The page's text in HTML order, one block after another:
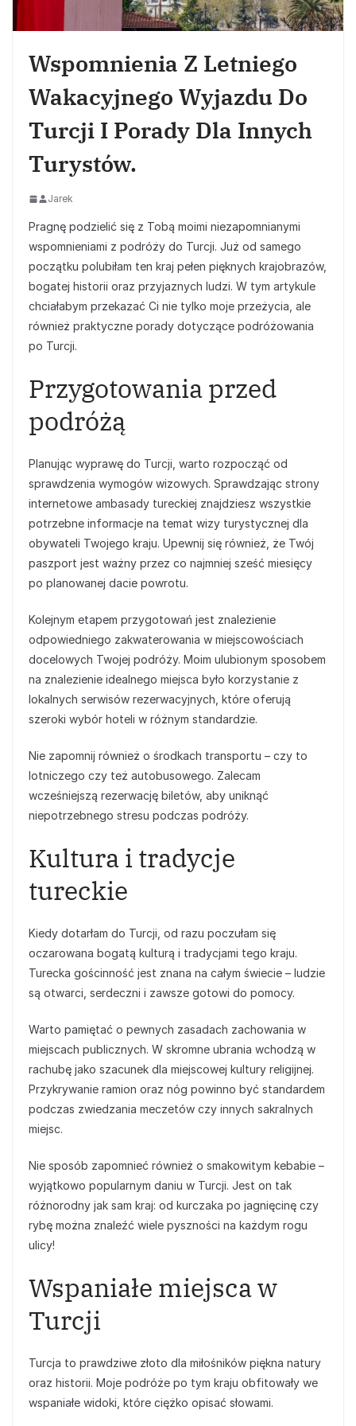
Wspomnienia Z Letniego
Wakacyjnego Wyjazdu Do
Turcji I Porady Dla Innych
Turystów.
Jarek
Pragnę podzielić się z Tobą moimi niezapomnianymi
wspomnieniami z podróży do Turcji. Już od samego
początku polubiłam ten kraj pełen pięknych krajobrazów,
bogatej historii oraz przyjaznych ludzi. W tym artykule
chciałabym przekazać Ci nie tylko moje przeżycia, ale
również praktyczne porady dotyczące podróżowania
po Turcji.
Przygotowania przed
podróżą
Planując wyprawę do Turcji, warto rozpocząć od
sprawdzenia wymogów wizowych. Sprawdzając strony
internetowe ambasady tureckiej znajdziesz wszystkie
potrzebne informacje na temat wizy turystycznej dla
obywateli Twojego kraju. Upewnij się również, że Twój
paszport jest ważny przez co najmniej sześć miesięcy
po planowanej dacie powrotu.
Kolejnym etapem przygotowań jest znalezienie
odpowiedniego zakwaterowania w miejscowościach
docelowych Twojej podróży. Moim ulubionym sposobem
na znalezienie idealnego miejsca było korzystanie z
lokalnych serwisów rezerwacyjnych, które oferują
szeroki wybór hoteli w różnym standardzie.
Nie zapomnij również o środkach transportu – czy to
lotniczego czy też autobusowego. Zalecam
wcześniejszą rezerwację biletów, aby uniknąć
niepotrzebnego stresu podczas podróży.
Kultura i tradycje
tureckie
Kiedy dotarłam do Turcji, od razu poczułam się
oczarowana bogatą kulturą i tradycjami tego kraju.
Turecka gościnność jest znana na całym świecie – ludzie
są otwarci, serdeczni i zawsze gotowi do pomocy.
Warto pamiętać o pewnych zasadach zachowania w
miejscach publicznych. W skromne ubrania wchodzą w
rachubę jako szacunek dla miejscowej kultury religijnej.
Przykrywanie ramion oraz nóg powinno być standardem
podczas zwiedzania meczetów czy innych sakralnych
miejsc.
Nie sposób zapomnieć również o smakowitym kebabie –
wyjątkowo popularnym daniu w Turcji. Jest on tak
różnorodny jak sam kraj: od kurczaka po jagnięcinę czy
rybę można znaleźć wiele pyszności na każdym rogu
ulicy!
Wspaniałe miejsca w
Turcji
Turcja to prawdziwe złoto dla miłośników piękna natury
oraz historii. Moje podróże po tym kraju obfitowały we
wspaniałe widoki, które ciężko opisać słowami.